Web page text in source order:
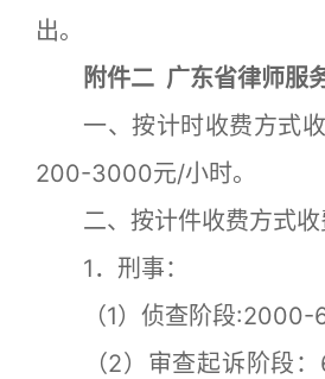
出。
附件二 广东省律师服
一、按计时收费方式收
200-3000元/小时。
二、按计件收费方式收
1．刑事：
（1）侦查阶段:2000-
（2）审查起诉阶段：